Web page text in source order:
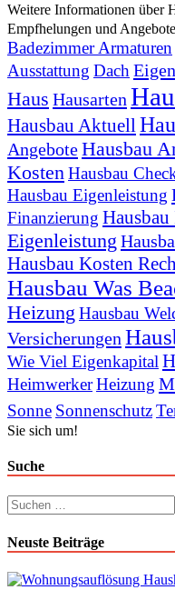
Weitere Informationen über
Empfhelungen und
Badezimmer Armaturen
Ausstattung Dach
Haus Hausarten
Hausbau Aktuell
AngeboteHausbau
Kosten Hausbau
Hausbau Eigenleistung
Finanzierung Hausbau
Eigenleistung
Hausbau Kosten
Hausbau Was
Heizung Hausbau
Versicherungen
Wie Viel Eigenkapital
HeimwerkerHeizung
Sonne Sonnenschutz
Sie sich um!
Suche
Suchen
nach:
Neuste Beiträge